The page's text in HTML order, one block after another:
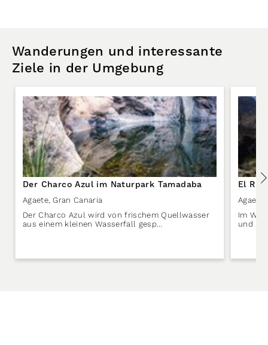
Wanderungen und interessante
Ziele in der Umgebung
Der Charco Azul im Naturpark Tamadaba
Agaete, Gran Canaria
Der Charco Azul wird von frischem Quellwasser
aus einem kleinen Wasserfall gesp…
El
Agaete
Im
und